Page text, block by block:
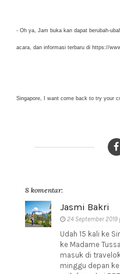
- Oh ya, Jam buka kan dapat berubah-
acara, dan informasi terbaru di https://
Singapore, I want come back to try your
8 komentar:
Jasmi Bakri
24 September 2019
Udah 15 kali ke
ke Madame
masuk di
minggu depan